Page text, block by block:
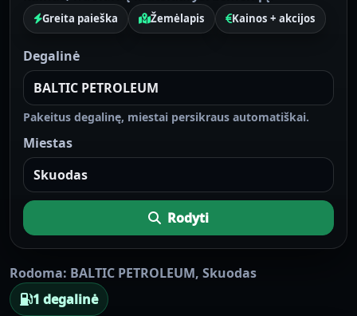
Greita paieška Žemėlapis Kainos + akcijos
Degalinė
Pakeitus degalinę, miestai persikraus automatiškai.
Miestas
Rodyti
Rodoma: BALTIC PETROLEUM, Skuodas
1 degalinė